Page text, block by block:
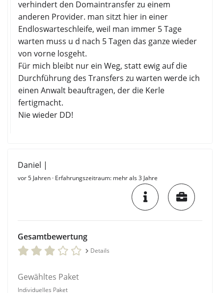
verhindert den Domaintransfer zu einem
anderen Provider. man sitzt hier in einer
Endloswarteschleife, weil man immer 5 Tage
warten muss u d nach 5 Tagen das ganze wieder
von vorne losgeht.
Für mich bleibt nur ein Weg, statt ewig auf die
Durchführung des Transfers zu warten werde ich
einen Anwalt beauftragen, der die Kerle
fertigmacht.
Nie wieder DD!
Daniel |
vor 5 Jahren · Erfahrungszeitraum: mehr als 3 Jahre
Gesamtbewertung
Details
Gewähltes Paket
Individuelles Paket